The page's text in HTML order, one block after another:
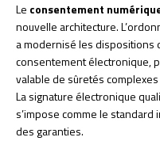
Le consentement
nouvelle architecture.
a modernisé les dispositions
consentement électronique,
valable de sûretés
La signature électronique
s’impose comme le
des garanties.